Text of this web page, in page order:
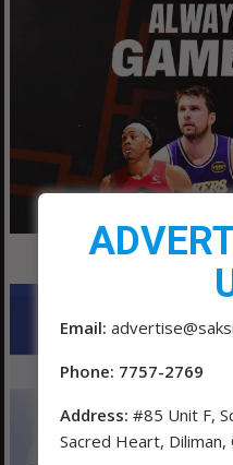
Email:
Phone: 7757-2769
Address: #85 Unit F,
Sacred Heart, Diliman,